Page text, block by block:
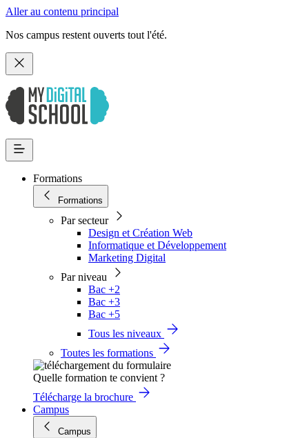
Aller au contenu principal
Nos campus restent ouverts tout l'été.
Formations
Formations
Par secteur
Design et Création Web
Informatique et Développement
Marketing Digital
Par niveau
Bac +2
Bac +3
Bac +5
Tous les niveaux
Toutes les formations
Quelle formation te convient ?
Télécharge la brochure
Campus
Campus